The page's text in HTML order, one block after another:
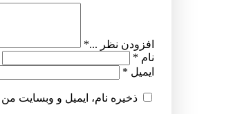
افزودن نظر ...*
نام *
ایمیل *
ذخیره نام، ایمیل و وبسایت